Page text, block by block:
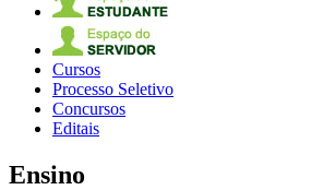
Cursos
Processo Seletivo
Concursos
Editais
Ensino